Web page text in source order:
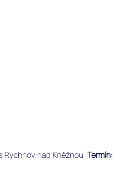
Rychnov nad Kněžnou, Termín: